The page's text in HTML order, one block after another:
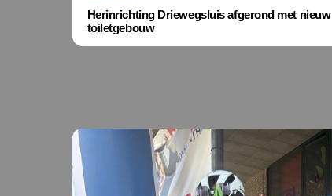
Herinrichting Driewegsluis afgerond met nieuw
toiletgebouw